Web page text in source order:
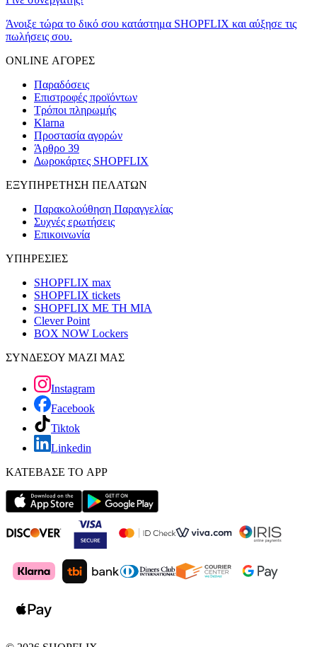
Άνοιξε τώρα το δικό σου κατάστημα SHOPFLIX και αύξησε τις
πωλήσεις σου.
ONLINE ΑΓΟΡΕΣ
Παραδόσεις
Επιστροφές προϊόντων
Τρόποι πληρωμής
Klarna
Προστασία αγορών
Άρθρο 39
Δωροκάρτες SHOPFLIX
ΕΞΥΠΗΡΕΤΗΣΗ ΠΕΛΑΤΩΝ
Παρακολούθηση Παραγγελίας
Συχνές ερωτήσεις
Επικοινωνία
ΥΠΗΡΕΣΙΕΣ
SHOPFLIX max
SHOPFLIX tickets
SHOPFLIX ΜΕ ΤΗ ΜΙΑ
Clever Point
BOX NOW Lockers
ΣΥΝΔΕΣΟΥ ΜΑΖΙ ΜΑΣ
Instagram
Facebook
Tiktok
Linkedin
ΚΑΤΕΒΑΣΕ ΤΟ APP